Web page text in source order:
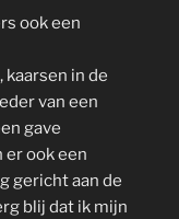
ook een
in de
van een
gave
er ook een
gericht aan de
blij dat ik mijn